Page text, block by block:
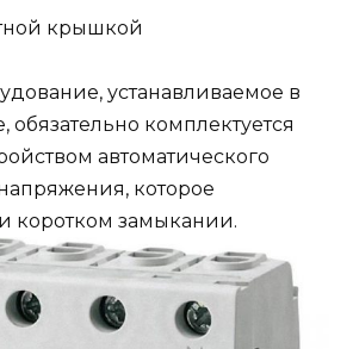
крышкой
устанавливаемое в
обязательно комплектуется
автоматического
которое
коротком замыкании.